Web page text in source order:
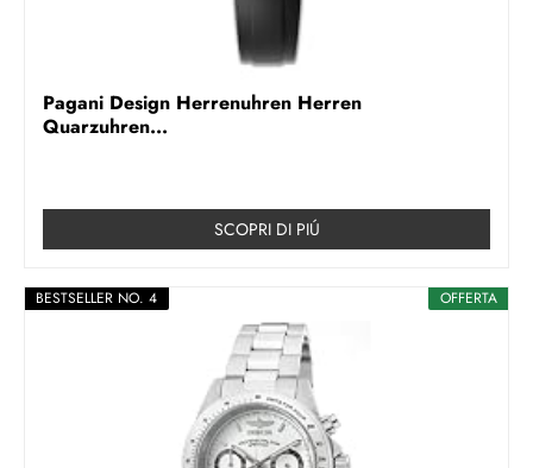
Pagani Design Herrenuhren Herren
Quarzuhren...
SCOPRI DI PIÚ
OFFERTA
BESTSELLER NO. 4